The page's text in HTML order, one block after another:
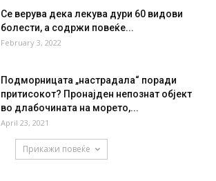
Се верува дека лекува дури 60 видови
болести, а содржи повеќе...
February 3, 2022
Подморницата „настрадала“ поради
притисокот? Пронајден непознат објект
во длабочината на морето,...
April 23, 2021
Прикажи повеќе